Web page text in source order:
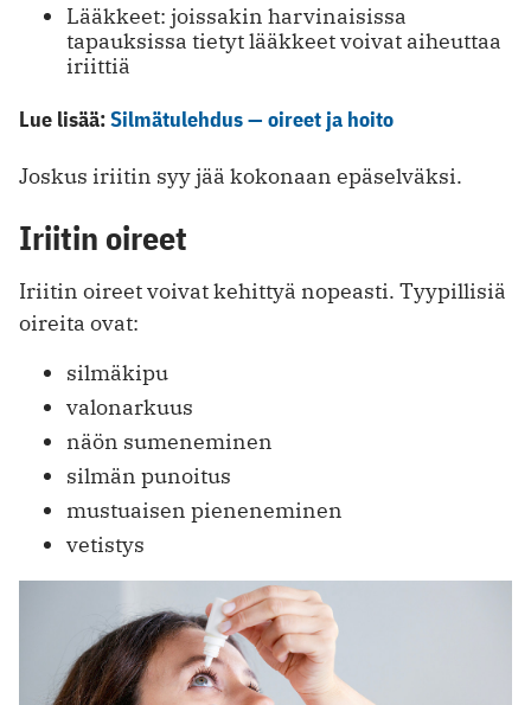
Lääkkeet: joissakin harvinaisissa
tapauksissa tietyt lääkkeet voivat aiheuttaa
iriittiä
Lue lisää:Silmätulehdus — oireet ja hoito
Joskus iriitin syy jää kokonaan epäselväksi.
Iriitin oireet
Iriitin oireet voivat kehittyä nopeasti. Tyypillisiä
oireita ovat:
silmäkipu
valonarkuus
näön sumeneminen
silmän punoitus
mustuaisen pieneneminen
vetistys